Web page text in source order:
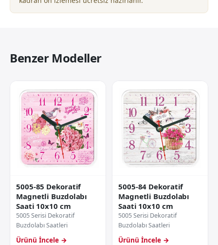
Benzer Modeller
5005-85 Dekoratif
Magnetli Buzdolabı
Saati 10x10 cm
5005 Serisi Dekoratif
Buzdolabı Saatleri
Ürünü İncele →
5005-84 Dekoratif
Magnetli Buzdolabı
Saati 10x10 cm
5005 Serisi Dekoratif
Buzdolabı Saatleri
Ürünü İncele →